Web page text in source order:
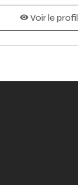
Voir le profil